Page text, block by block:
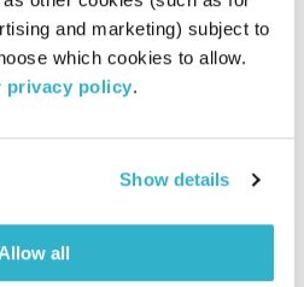
and marketing) subject to
which cookies to allow.
privacy policy.
Show details
Allow all
09.01.23
01:01:11
שעה של מוזיקה נעימה ומגוונת לסוף
מוזיקה ישראלית חלק ב'
אודיו